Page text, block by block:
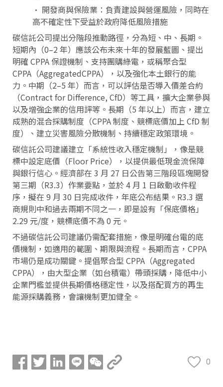
• 開發商與保險業：負責建設與營運風險，同時在
高不確定性下受益於政府降低風險措施
碳信託公司提出分階段推動路徑，分為短、中、長期。
短期內（0–2 年）應該公布未來十年的發展藍圖、提出
明確 CPPA 保證機制、支持團購綠電，或稱聚合型
CPPA（AggregatedCPPA），以及強化本土銀行的能
力。中期（2–5 年）而言，可以評估是否導入價差合約
（Contract for Difference, CfD）等工具，擴大企業參與
以及增強企業的信用評等。長期（5 年以上）而言，建立
成熟的混合採購制度（CPPA 制度、競標底價加上 CfD 制
度）、建立災害風險分散機制、持續穩定政策環境。
碳信託公司建議建立「系統性收入穩定機制」，像是競
標中設定底價（Floor Price），以提供最低現金流保障
與銀行信心。經濟部在 3 月 27 日公告第三階段區塊開發
第三期（R3.3）作業要點，並於 4 月 1 日啟動收件程
序，擬在 9 月 30 日完成收件，年底公布結果。R3.3 選
商規則中和過去兩期不同之一，即是設有「保底價格」
2.29 元/度，競標底價不為 0 元。
不過碳信託公司建議仍需配套措施，像是明確台電的底
價機制，如適用的範圍、期限與流程。長期而言，CPPA
市場仍是成功關鍵。提倡聚合型 CPPA（Aggregated
CPPA），由大型企業（如台積電）帶頭採購，降低中小
企業門檻並提供長期價格穩定性，以及搭配買方的再生
能源採購義務，會讓機制更加健全。
0